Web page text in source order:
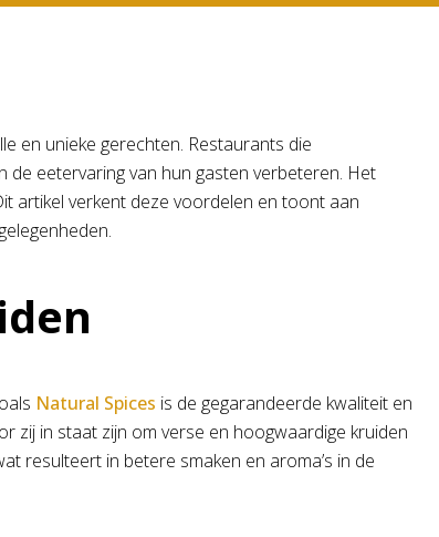
en unieke gerechten. Restaurants die
de eetervaring van hun gasten verbeteren. Het
artikel verkent deze voordelen en toont aan
Natural Spices is de gegarandeerde kwaliteit en
zij in staat zijn om verse en hoogwaardige kruiden
resulteert in betere smaken en aroma’s in de